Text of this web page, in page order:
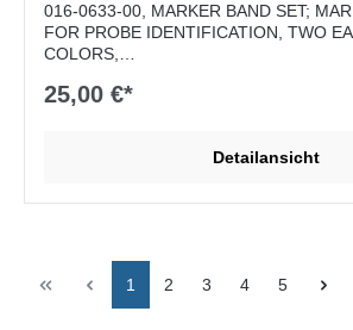
016-0633-00, MARKER BAND SET;
FOR PROBE IDENTIFICATION, TWO
COLORS,
TPP0101, TPP0200, TPP0201,
25,00 €*
Detailansicht
1 2 3 4 5